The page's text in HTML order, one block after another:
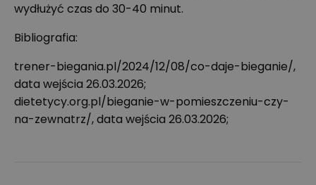
wydłużyć czas do 30-40 minut.
Bibliografia:
trener-biegania.pl/2024/12/08/co-daje-bieganie/,
data wejścia 26.03.2026;
dietetycy.org.pl/bieganie-w-pomieszczeniu-czy-
na-zewnatrz/, data wejścia 26.03.2026;